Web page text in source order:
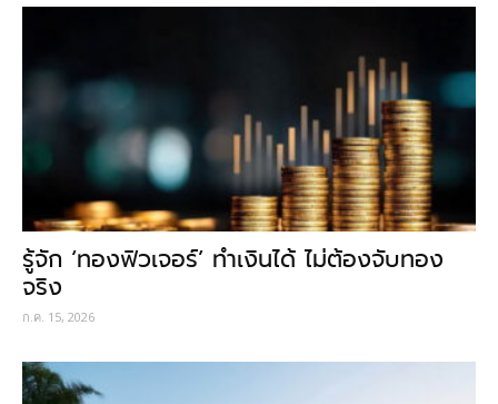
รู้จัก ‘ทองฟิวเจอร์’ ทำเงินได้ ไม่ต้องจับทอง
จริง
ก.ค. 15, 2026